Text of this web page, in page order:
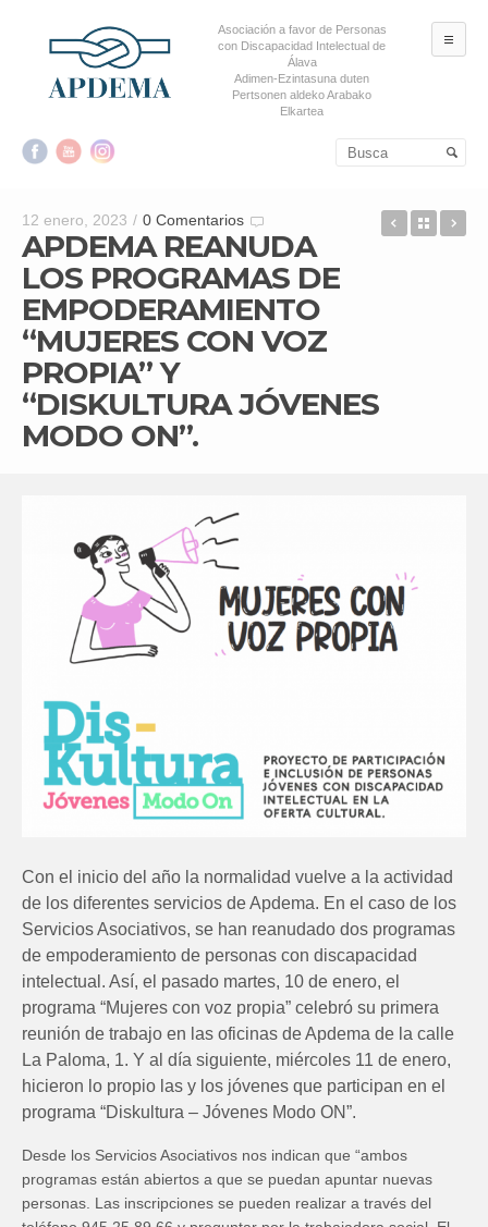
Asociación a favor de Personas
con Discapacidad Intelectual de
Álava
Adimen-Ezintasuna duten
Pertsonen aldeko Arabako
Elkartea
secundario
12 enero, 2023 / 0 Comentarios
APDEMA REANUDA
LOS PROGRAMAS DE
EMPODERAMIENTO
“MUJERES CON VOZ
PROPIA” Y
“DISKULTURA JÓVENES
MODO ON”.
Back
Con el inicio del año la normalidad vuelve a la actividad
de los diferentes servicios de Apdema. En el caso de los
Servicios Asociativos, se han reanudado dos programas
de empoderamiento de personas con discapacidad
intelectual. Así, el pasado martes, 10 de enero, el
programa “Mujeres con voz propia” celebró su primera
reunión de trabajo en las oficinas de Apdema de la calle
La Paloma, 1. Y al día siguiente, miércoles 11 de enero,
hicieron lo propio las y los jóvenes que participan en el
programa “Diskultura – Jóvenes Modo ON”.
Desde los Servicios Asociativos nos indican que “ambos
programas están abiertos a que se puedan apuntar nuevas
personas. Las inscripciones se pueden realizar a través del